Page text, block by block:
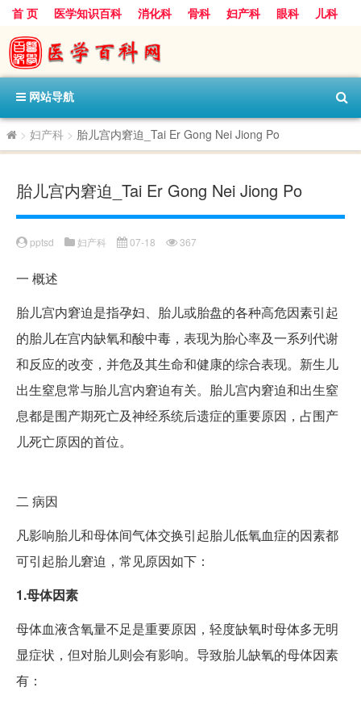
首 页 医学知识百科 消化科 骨科 妇产科 眼科
儿科
心血管病科
呼吸科 神经科
内分泌科
口腔科
网站导航
> 妇产科 > 胎儿宫内窘迫_Tai Er Gong Nei Jiong Po
胎儿宫内窘迫_Tai Er Gong Nei Jiong Po
pptsd 妇产科 07-18 367
一 概述
胎儿宫内窘迫是指孕妇、胎儿或胎盘的各种高危因素引起
的胎儿在宫内缺氧和酸中毒，表现为胎心率及一系列代谢
和反应的改变，并危及其生命和健康的综合表现。新生儿
出生窒息常与胎儿宫内窘迫有关。胎儿宫内窘迫和出生窒
息都是围产期死亡及神经系统后遗症的重要原因，占围产
儿死亡原因的首位。
二 病因
凡影响胎儿和母体间气体交换引起胎儿低氧血症的因素都
可引起胎儿窘迫，常见原因如下：
1.母体因素
母体血液含氧量不足是重要原因，轻度缺氧时母体多无明
显症状，但对胎儿则会有影响。导致胎儿缺氧的母体因素
有：